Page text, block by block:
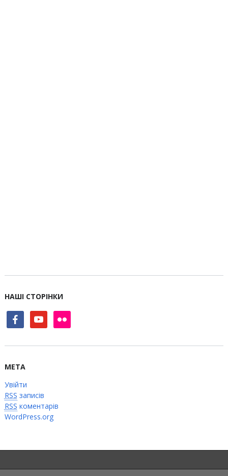
НАШІ СТОРІНКИ
facebookyoutube flickr
МЕТА
Увійти
RSS записів
RSS коментарів
WordPress.org